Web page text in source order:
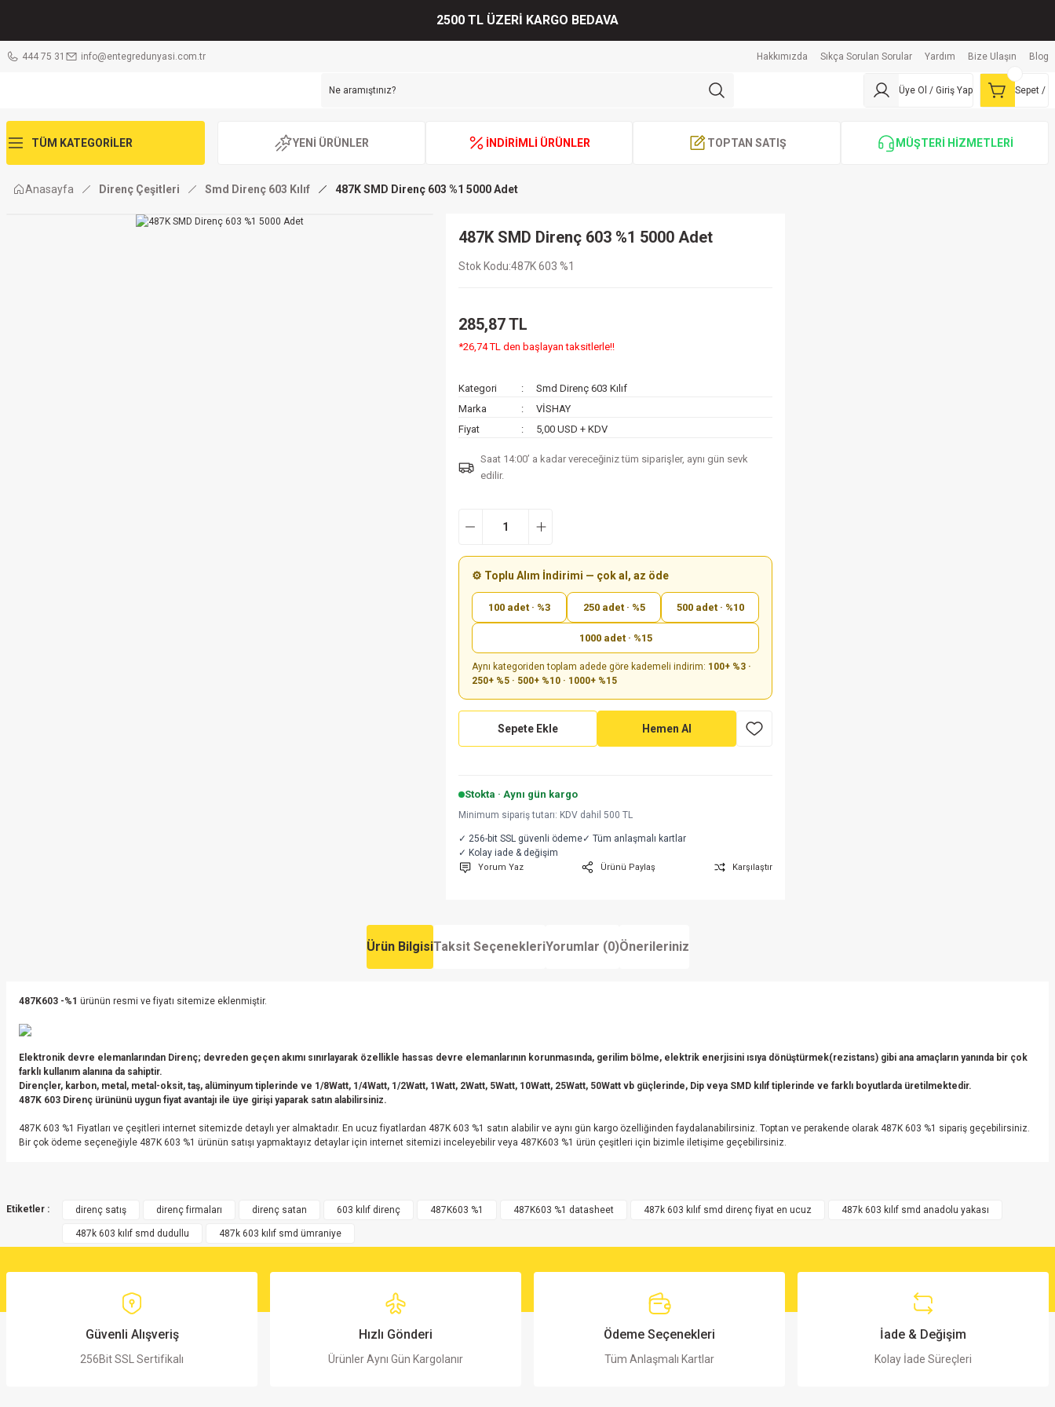
2500 TL ÜZERİ KARGO BEDAVA
444 75 31 info@entegredunyasi.com.tr Hakkımızda Sıkça Sorulan Sorular Yardım Bize Ulaşın Blog
Üye Ol / Giriş Yap Sepet /
TÜM KATEGORİLER YENİ ÜRÜNLER İNDİRİMLİ ÜRÜNLER TOPTAN SATIŞ MÜŞTERİ HİZMETLERİ
Anasayfa Direnç Çeşitleri Smd Direnç 603 Kılıf 487K SMD Direnç 603 %1 5000 Adet
487K SMD Direnç 603 %1 5000 Adet
Stok Kodu 487K 603 %1
285,87 TL
*26,74 TL den başlayan taksitlerle!!
Kategori
Smd Direnç 603 Kılıf
Marka
VİSHAY
Fiyat
5,00 USD + KDV
Saat 14:00’ a kadar vereceğiniz tüm siparişler, aynı gün sevk
edilir.
⚙️ Toplu Alım İndirimi — çok al, az öde
100 adet · %3 250 adet · %5 500 adet · %10
1000 adet · %15
Aynı kategoriden toplam adede göre kademeli indirim: 100+ %3 ·
250+ %5 · 500+ %10 · 1000+ %15
Sepete Ekle Hemen Al
Stokta · Aynı gün kargo
Minimum sipariş tutarı: KDV dahil 500 TL
✓ 256-bit SSL güvenli ödeme✓ Tüm anlaşmalı kartlar
✓ Kolay iade & değişim
Yorum Yaz Ürünü Paylaş Karşılaştır
Ürün BilgisiTaksit SeçenekleriYorumlar (0)Önerileriniz
487K603 -%1 ürünün resmi ve fiyatı sitemize eklenmiştir.
Elektronik devre elemanlarından Direnç; devreden geçen akımı sınırlayarak özellikle hassas devre elemanlarının korunmasında, gerilim bölme, elektrik enerjisini ısıya dönüştürmek(rezistans) gibi ana amaçların yanında bir çok
farklı kullanım alanına da sahiptir.
Dirençler, karbon, metal, metal-oksit, taş, alüminyum tiplerinde ve 1/8Watt, 1/4Watt, 1/2Watt, 1Watt, 2Watt, 5Watt, 10Watt, 25Watt, 50Watt vb güçlerinde, Dip veya SMD kılıf tiplerinde ve farklı boyutlarda üretilmektedir.
487K 603 Direnç ürününü uygun fiyat avantajı ile üye girişi yaparak satın alabilirsiniz.
487K 603 %1 Fiyatları ve çeşitleri internet sitemizde detaylı yer almaktadır. En ucuz fiyatlardan 487K 603 %1 satın alabilir ve aynı gün kargo özelliğinden faydalanabilirsiniz. Toptan ve perakende olarak 487K 603 %1 sipariş geçebilirsiniz.
Bir çok ödeme seçeneğiyle 487K 603 %1 ürünün satışı yapmaktayız detaylar için internet sitemizi inceleyebilir veya 487K603 %1 ürün çeşitleri için bizimle iletişime geçebilirsiniz.
Bu ürüne ilk yorumu siz yapın!
Ürün resmi kalitesiz, bozuk veya görüntülenemiyor.
Ürün fiyatı diğer sitelerden daha pahalı.
Etiketler : direnç satış direnç firmaları direnç satan 603 kılıf direnç 487K603 %1 487K603 %1 datasheet 487k 603 kılıf smd direnç fiyat en ucuz 487k 603 kılıf smd anadolu yakası
487k 603 kılıf smd dudullu 487k 603 kılıf smd ümraniye
Güvenli Alışveriş
256Bit SSL Sertifikalı
Hızlı Gönderi
Ürünler Aynı Gün Kargolanır
Ödeme Seçenekleri
Tüm Anlaşmalı Kartlar
İade & Değişim
Kolay İade Süreçleri